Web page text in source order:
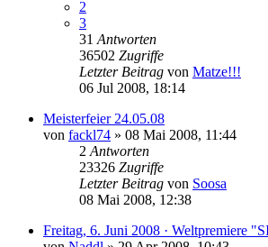
2
3
31 Antworten
36502 Zugriffe
Letzter Beitrag von Matze!!!
06 Jul 2008, 18:14
Meisterfeier 24.05.08
von fackl74 » 08 Mai 2008, 11:44
2 Antworten
23326 Zugriffe
Letzter Beitrag von Soosa
08 Mai 2008, 12:38
Freitag, 6. Juni 2008 · Weltpremiere